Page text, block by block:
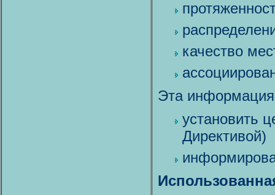
качество
Эта
установить
Директивой)